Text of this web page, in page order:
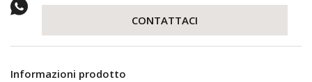
CONTATTACI
Informazioni prodotto